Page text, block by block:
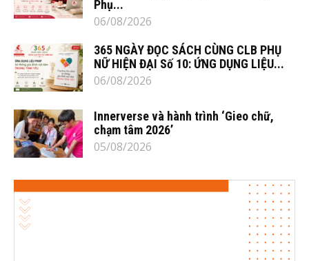
Phụ...
06/08/2026
365 NGÀY ĐỌC SÁCH CÙNG CLB PHỤ
NỮ HIỆN ĐẠI Số 10: ỨNG DỤNG LIỆU...
06/08/2026
Innerverse và hành trình ‘Gieo chữ,
chạm tâm 2026’
05/08/2026